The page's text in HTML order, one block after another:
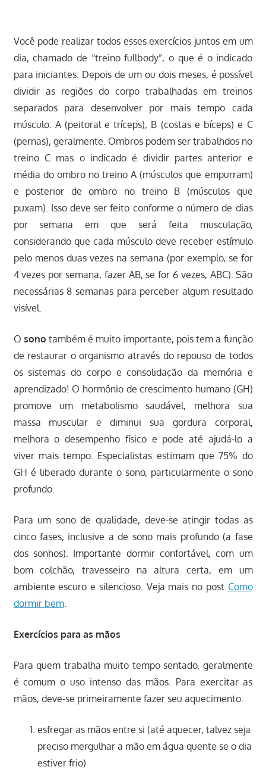
Você pode realizar todos esses exercícios juntos em um
dia, chamado de “treino fullbody”, o que é o indicado
para iniciantes. Depois de um ou dois meses, é possível
dividir as regiões do corpo trabalhadas em treinos
separados para desenvolver por mais tempo cada
músculo: A (peitoral e tríceps), B (costas e bíceps) e C
(pernas), geralmente. Ombros podem ser trabalhdos no
treino C mas o indicado é dividir partes anterior e
média do ombro no treino A (músculos que empurram)
e posterior de ombro no treino B (músculos que
puxam). Isso deve ser feito conforme o número de dias
por semana em que será feita musculação,
considerando que cada músculo deve receber estímulo
pelo menos duas vezes na semana (por exemplo, se for
4 vezes por semana, fazer AB, se for 6 vezes, ABC). São
necessárias 8 semanas para perceber algum resultado
visível.
O sono também é muito importante, pois tem a função
de restaurar o organismo através do repouso de todos
os sistemas do corpo e consolidação da memória e
aprendizado! O hormônio de crescimento humano (GH)
promove um metabolismo saudável, melhora sua
massa muscular e diminui sua gordura corporal,
melhora o desempenho físico e pode até ajudá-lo a
viver mais tempo. Especialistas estimam que 75% do
GH é liberado durante o sono, particularmente o sono
profundo.
Para um sono de qualidade, deve-se atingir todas as
cinco fases, inclusive a de sono mais profundo (a fase
dos sonhos). Importante dormir confortável, com um
bom colchão, travesseiro na altura certa, em um
ambiente escuro e silencioso. Veja mais no post Como
dormir bem.
Exercícios para as mãos
Para quem trabalha muito tempo sentado, geralmente
é comum o uso intenso das mãos. Para exercitar as
mãos, deve-se primeiramente fazer seu aquecimento:
esfregar as mãos entre si (até aquecer, talvez seja
preciso mergulhar a mão em água quente se o dia
estiver frio)